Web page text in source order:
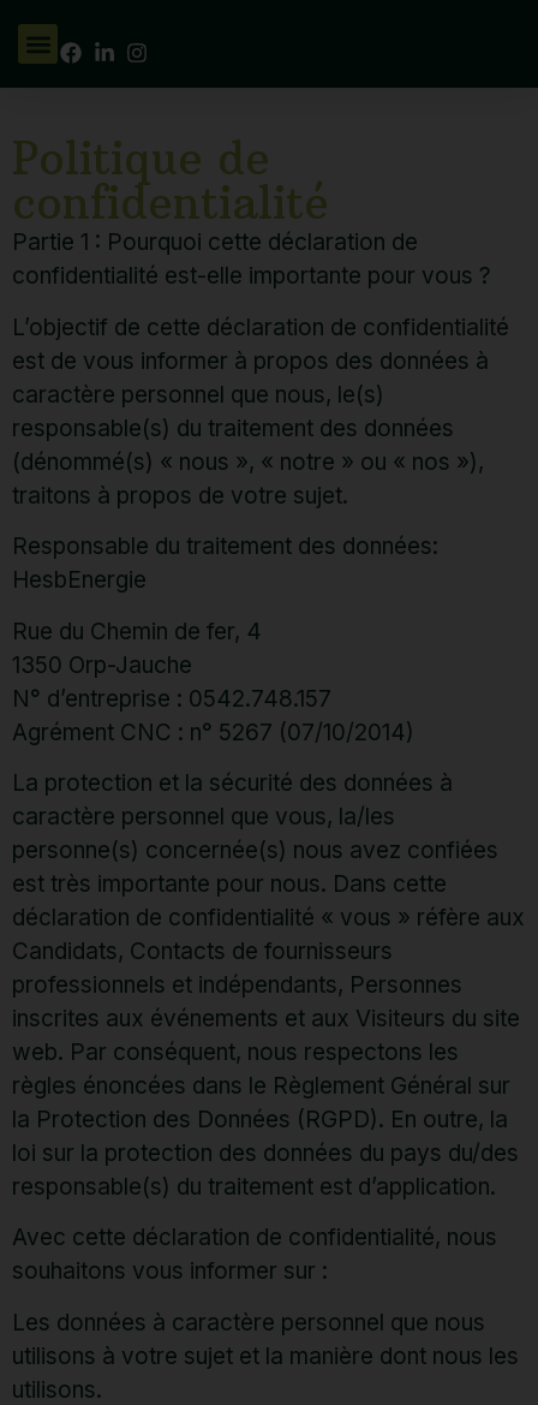
Politique de
confidentialité
Partie 1 : Pourquoi cette déclaration de
confidentialité est-elle importante pour vous ?
L’objectif de cette déclaration de confidentialité
est de vous informer à propos des données à
caractère personnel que nous, le(s)
responsable(s) du traitement des données
(dénommé(s) « nous », « notre » ou « nos »),
traitons à propos de votre sujet.
Responsable du traitement des données:
HesbEnergie
Rue du Chemin de fer, 4
1350 Orp-Jauche
N° d’entreprise : 0542.748.157
Agrément CNC : n° 5267 (07/10/2014)
La protection et la sécurité des données à
caractère personnel que vous, la/les
personne(s) concernée(s) nous avez confiées
est très importante pour nous. Dans cette
déclaration de confidentialité « vous » réfère aux
Candidats, Contacts de fournisseurs
professionnels et indépendants, Personnes
inscrites aux événements et aux Visiteurs du site
web. Par conséquent, nous respectons les
règles énoncées dans le Règlement Général sur
la Protection des Données (RGPD). En outre, la
loi sur la protection des données du pays du/des
responsable(s) du traitement est d’application.
Avec cette déclaration de confidentialité, nous
souhaitons vous informer sur :
Les données à caractère personnel que nous
utilisons à votre sujet et la manière dont nous les
utilisons.